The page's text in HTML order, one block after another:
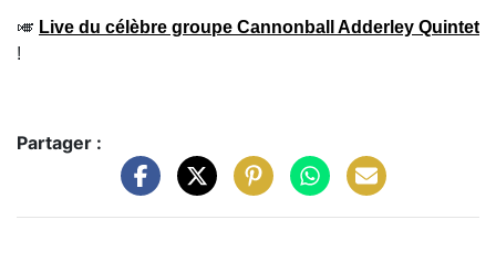
🎺 Live du célèbre groupe Cannonball Adderley Quintet
!
Partager :